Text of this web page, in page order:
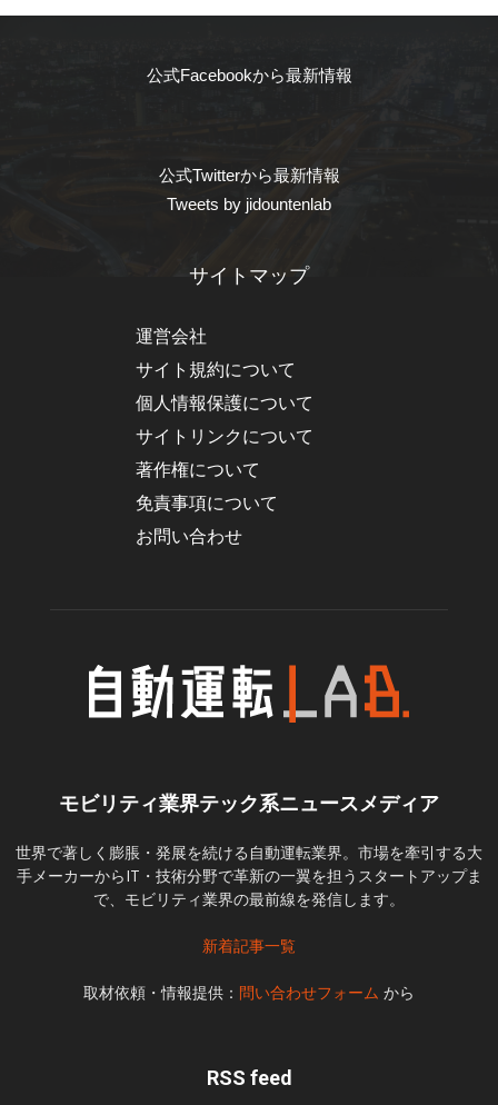
公式Facebookから最新情報
公式Twitterから最新情報
Tweets by jidountenlab
サイトマップ
運営会社
サイト規約について
個人情報保護について
サイトリンクについて
著作権について
免責事項について
お問い合わせ
モビリティ業界テック系ニュースメディア
世界で著しく膨脹・発展を続ける自動運転業界。市場を牽引する大
手メーカーからIT・技術分野で革新の一翼を担うスタートアップま
で、モビリティ業界の最前線を発信します。
新着記事一覧
取材依頼・情報提供： 問い合わせフォーム から
RSS feed